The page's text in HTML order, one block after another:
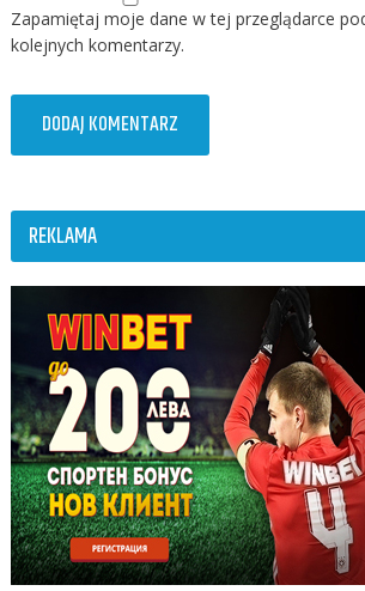
Zapamiętaj moje dane w tej przeglądarce
kolejnych komentarzy.
REKLAMA